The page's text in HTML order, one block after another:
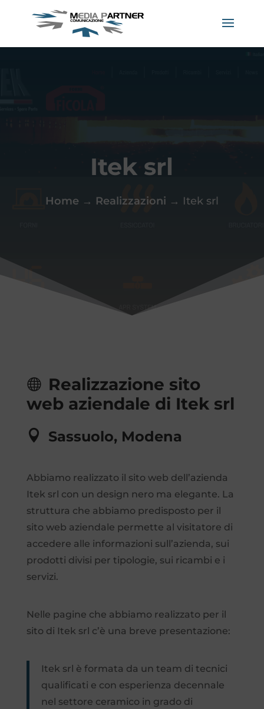
Itek srl
Home→ Realizzazioni → Itek srl
Realizzazione sito
web aziendale di Itek srl
Sassuolo, Modena
Abbiamo realizzato il sito web dell’azienda
Itek srl con un design nero ma elegante. La
struttura che abbiamo predisposto per il
sito web aziendale permette al visitatore di
accedere alle informazioni sull’azienda, sui
prodotti divisi per tipologie, sui ricambi e i
servizi.
Nelle pagine che abbiamo realizzato per il
sito di Itek srl c’è una breve presentazione:
Itek srl è formata da un team di tecnici
qualificati e con esperienza decennale
nel settore ceramico in grado di